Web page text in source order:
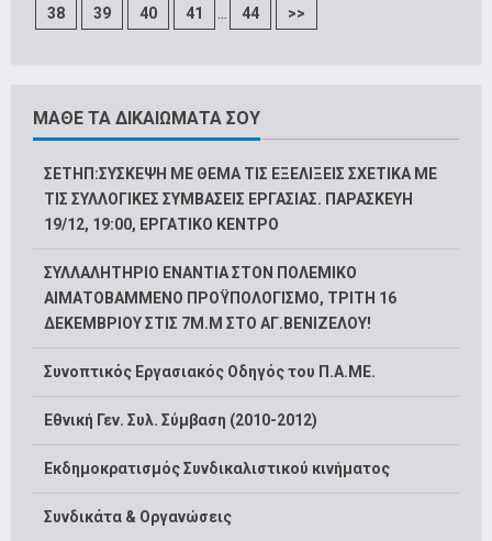
38 39 40 41 ... 44 >>
ΜΑΘΕ ΤΑ ΔΙΚΑΙΩΜΑΤΑ ΣΟΥ
ΣΕΤΗΠ:ΣΥΣΚΕΨΗ ΜΕ ΘΕΜΑ ΤΙΣ ΕΞΕΛΙΞΕΙΣ ΣΧΕΤΙΚΑ ΜΕ
ΤΙΣ ΣΥΛΛΟΓΙΚΕΣ ΣΥΜΒΑΣΕΙΣ ΕΡΓΑΣΙΑΣ. ΠΑΡΑΣΚΕΥΗ
19/12, 19:00, ΕΡΓΑΤΙΚΟ ΚΕΝΤΡΟ
ΣΥΛΛΑΛΗΤΗΡΙΟ ΕΝΑΝΤΙΑ ΣΤΟΝ ΠΟΛΕΜΙΚΟ
ΑΙΜΑΤΟΒΑΜΜΕΝΟ ΠΡΟΫΠΟΛΟΓΙΣΜΟ, ΤΡΙΤΗ 16
ΔΕΚΕΜΒΡΙΟΥ ΣΤΙΣ 7Μ.Μ ΣΤΟ ΑΓ.ΒΕΝΙΖΕΛΟΥ!
Συνοπτικός Εργασιακός Οδηγός του Π.Α.ΜΕ.
Εθνική Γεν. Συλ. Σύμβαση (2010-2012)
Εκδημοκρατισμός Συνδικαλιστικού κινήματος
Συνδικάτα & Οργανώσεις